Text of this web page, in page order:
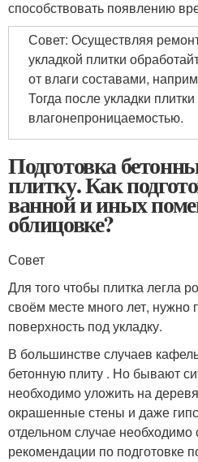
способствовать появлению
Совет: Осуществляя
укладкой плитки
от влаги составами,
Тогда после укладки
влагонепроницаемостью.
Подготовка
плитку. Как
ванной и иных
облицовке?
Совет
Для того чтобы плитка легла
своём месте много лет, нужно
поверхность под укладку.
В большинстве случаев
бетонную плиту . Но бывают
необходимо уложить на
окрашенные стены и даже
отдельном случае необходимо
рекомендации по подготовке